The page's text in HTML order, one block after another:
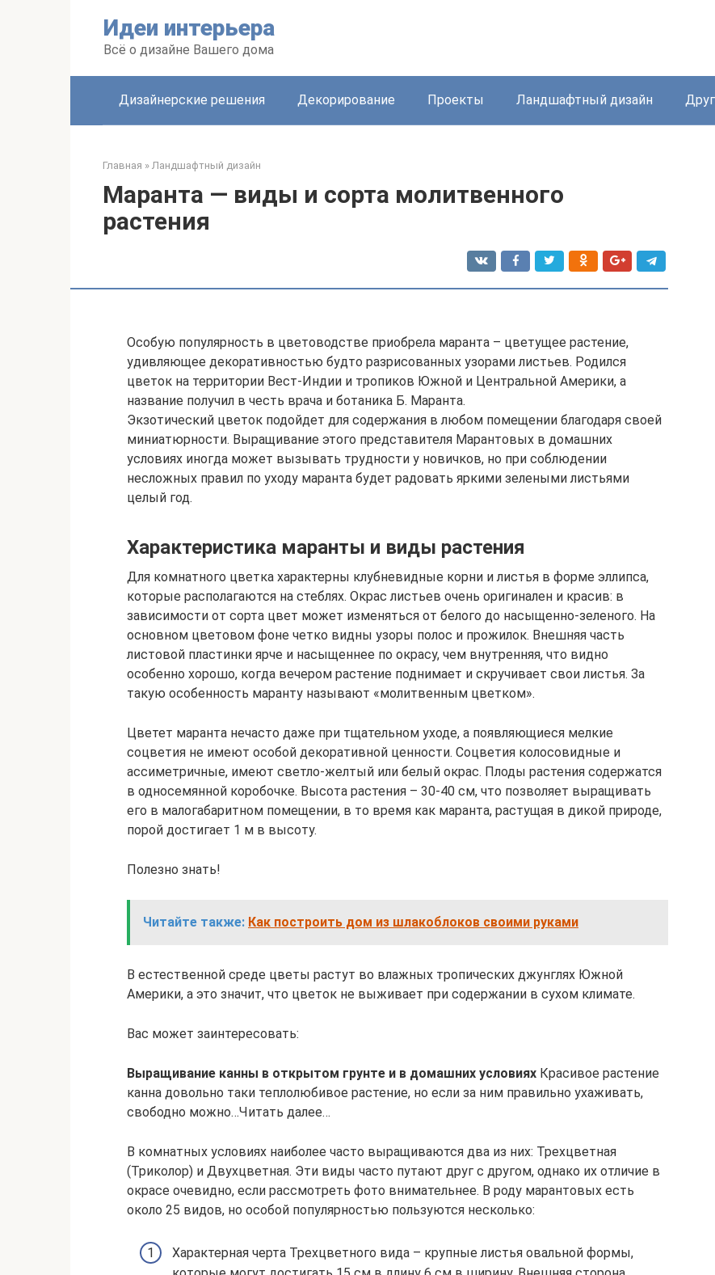
Идеи интерьера
Всё о дизайне Вашего дома
Дизайнерские решения Декорирование Проекты Ландшафтный дизайн
Главная » Ландшафтный дизайн
Маранта — виды и сорта молитвенного
растения
Особую популярность в цветоводстве приобрела маранта – цветущее растение,
удивляющее декоративностью будто разрисованных узорами листьев. Родился
цветок на территории Вест-Индии и тропиков Южной и Центральной Америки, а
название получил в честь врача и ботаника Б. Маранта.
Экзотический цветок подойдет для содержания в любом помещении благодаря своей
миниатюрности. Выращивание этого представителя Марантовых в домашних
условиях иногда может вызывать трудности у новичков, но при соблюдении
несложных правил по уходу маранта будет радовать яркими зелеными листьями
целый год.
Характеристика маранты и виды растения
Для комнатного цветка характерны клубневидные корни и листья в форме эллипса,
которые располагаются на стеблях. Окрас листьев очень оригинален и красив: в
зависимости от сорта цвет может изменяться от белого до насыщенно-зеленого. На
основном цветовом фоне четко видны узоры полос и прожилок. Внешняя часть
листовой пластинки ярче и насыщеннее по окрасу, чем внутренняя, что видно
особенно хорошо, когда вечером растение поднимает и скручивает свои листья. За
такую особенность маранту называют «молитвенным цветком».
Цветет маранта нечасто даже при тщательном уходе, а появляющиеся мелкие
соцветия не имеют особой декоративной ценности. Соцветия колосовидные и
ассиметричные, имеют светло-желтый или белый окрас. Плоды растения содержатся
в односемянной коробочке. Высота растения – 30-40 см, что позволяет выращивать
его в малогабаритном помещении, в то время как маранта, растущая в дикой природе,
порой достигает 1 м в высоту.
Полезно знать!
Читайте также: Как построить дом из шлакоблоков своими руками
В естественной среде цветы растут во влажных тропических джунглях Южной
Америки, а это значит, что цветок не выживает при содержании в сухом климате.
Вас может заинтересовать:
Выращивание канны в открытом грунте и в домашних условиях Красивое растение
канна довольно таки теплолюбивое растение, но если за ним правильно ухаживать,
свободно можно…Читать далее…
В комнатных условиях наиболее часто выращиваются два из них: Трехцветная
(Триколор) и Двухцветная. Эти виды часто путают друг с другом, однако их отличие в
окрасе очевидно, если рассмотреть фото внимательнее. В роду марантовых есть
около 25 видов, но особой популярностью пользуются несколько:
Характерная черта Трехцветного вида – крупные листья овальной формы,